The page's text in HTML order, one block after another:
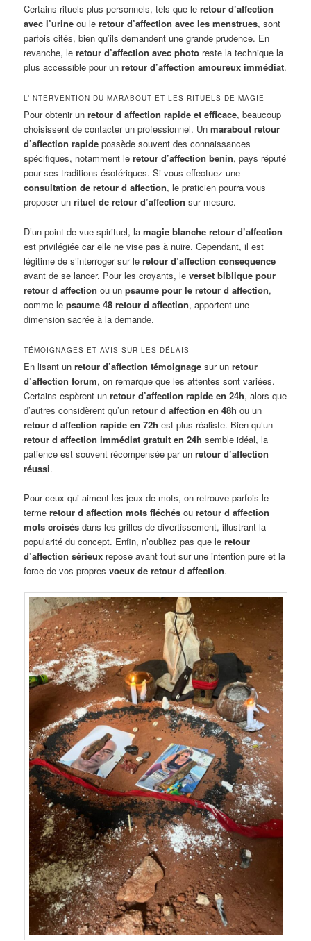
Certains rituels plus personnels, tels que leretour d’affection
avec l’urine ou leretour d’affection avec les menstrues, sont
parfois cités, bien qu’ils demandent une grande prudence. En
revanche, leretour d’affection avec photo reste la technique la
plus accessible pour unretour d’affection amoureux immédiat.
L’INTERVENTION DU MARABOUT ET LES RITUELS DE MAGIE
Pour obtenir unretour d affection rapide et efficace, beaucoup
choisissent de contacter un professionnel. Unmarabout retour
d’affection rapide possède souvent des connaissances
spécifiques, notamment leretour d’affection benin, pays réputé
pour ses traditions ésotériques. Si vous effectuez une
consultation de retour d affection, le praticien pourra vous
proposer unrituel de retour d’affection sur mesure.
D’un point de vue spirituel, lamagie blanche retour d’affection
est privilégiée car elle ne vise pas à nuire. Cependant, il est
légitime de s’interroger sur leretour d’affection consequence
avant de se lancer. Pour les croyants, leverset biblique pour
retour d affection ou unpsaume pour le retour d affection,
comme lepsaume 48 retour d affection, apportent une
dimension sacrée à la demande.
TÉMOIGNAGES ET AVIS SUR LES DÉLAIS
En lisant unretour d’affection témoignage sur unretour
d’affection forum, on remarque que les attentes sont variées.
Certains espèrent unretour d’affection rapide en 24h, alors que
d’autres considèrent qu’unretour d affection en 48h ou un
retour d affection rapide en 72h est plus réaliste. Bien qu’un
retour d affection immédiat gratuit en 24h semble idéal, la
patience est souvent récompensée par unretour d’affection
réussi.
Pour ceux qui aiment les jeux de mots, on retrouve parfois le
termeretour d affection mots fléchés ouretour d affection
mots croisés dans les grilles de divertissement, illustrant la
popularité du concept. Enfin, n’oubliez pas que leretour
d’affection sérieux repose avant tout sur une intention pure et la
force de vos propresvoeux de retour d affection.